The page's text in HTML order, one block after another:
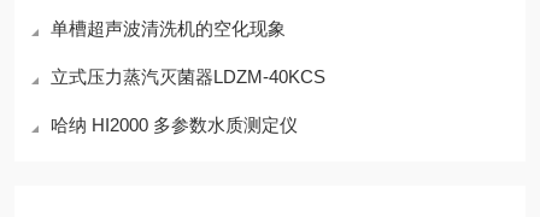
单槽超声波清洗机的空化现象
立式压力蒸汽灭菌器LDZM-40KCS
哈纳 HI2000 多参数水质测定仪